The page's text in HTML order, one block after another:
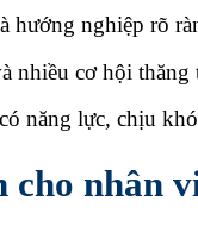
hướng nghiệp rõ
nhiều cơ hội thăng
năng lực, chịu
nhân